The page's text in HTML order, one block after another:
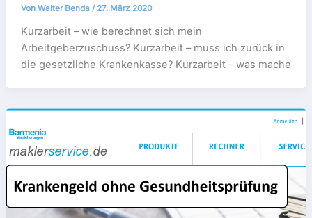
Von Walter Benda / 27. März 2020
Kurzarbeit – wie berechnet sich mein
Arbeitgeberzuschuss? Kurzarbeit – muss ich zurück in
die gesetzliche Krankenkasse? Kurzarbeit – was mache